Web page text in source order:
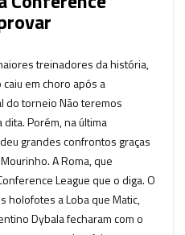
treinadores da história,
em choro após a
do torneio Não teremos
Porém, na última
grandes confrontos graças
A Roma, que
League que o diga. O
holofotes a Loba que Matic,
Dybala fecharam com o